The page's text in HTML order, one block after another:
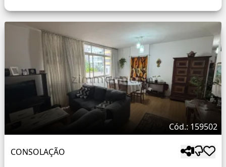
Cód.: 159502
CONSOLAÇÃO